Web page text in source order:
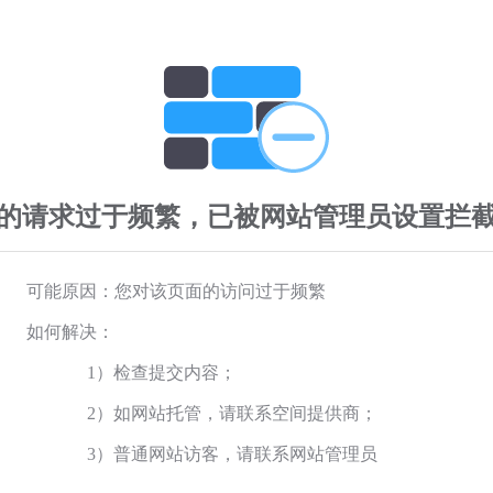
请求过于频繁，已被网站管理员设置拦
可能原因：您对该页面的访问过于频繁
如何解决：
1）检查提交内容；
2）如网站托管，请联系空间提供商；
3）普通网站访客，请联系网站管理员